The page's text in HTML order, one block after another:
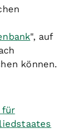
", auf
können.
für